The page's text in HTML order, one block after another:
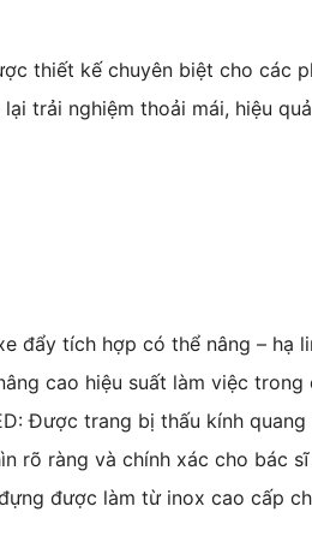
thiết kế chuyên biệt cho các
trải nghiệm thoải mái, hiệu
đẩy tích hợp có thể nâng –
cao hiệu suất làm việc trong
Được trang bị thấu kính
rõ ràng và chính xác cho bác
được làm từ inox cao cấp